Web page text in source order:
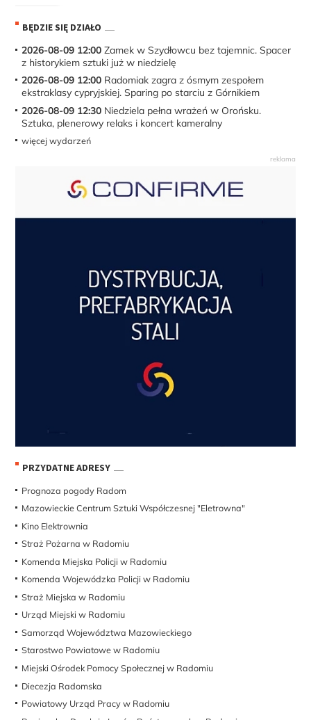
BĘDZIE SIĘ DZIAŁO
2026-08-09 12:00 Zamek w Szydłowcu bez tajemnic. Spacer
z historykiem sztuki już w niedzielę
2026-08-09 12:00 Radomiak zagra z ósmym zespołem
ekstraklasy cypryjskiej. Sparing po starciu z Górnikiem
2026-08-09 12:30 Niedziela pełna wrażeń w Orońsku.
Sztuka, plenerowy relaks i koncert kameralny
więcej wydarzeń
PRZYDATNE ADRESY
Prognoza pogody Radom
Mazowieckie Centrum Sztuki Współczesnej "Eletrowna"
Kino Elektrownia
Straż Pożarna w Radomiu
Komenda Miejska Policji w Radomiu
Komenda Wojewódzka Policji w Radomiu
Straż Miejska w Radomiu
Urząd Miejski w Radomiu
Samorząd Województwa Mazowieckiego
Starostwo Powiatowe w Radomiu
Miejski Ośrodek Pomocy Społecznej w Radomiu
Diecezja Radomska
Powiatowy Urząd Pracy w Radomiu